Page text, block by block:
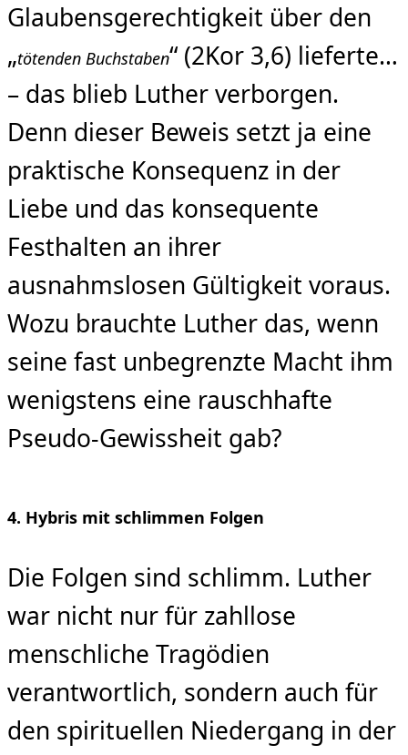
Glaubensgerechtigkeit über den
„tötenden Buchstaben“ (2Kor 3,6) lieferte…
– das blieb Luther verborgen.
Denn dieser Beweis setzt ja eine
praktische Konsequenz in der
Liebe und das konsequente
Festhalten an ihrer
ausnahmslosen Gültigkeit voraus.
Wozu brauchte Luther das, wenn
seine fast unbegrenzte Macht ihm
wenigstens eine rauschhafte
Pseudo-Gewissheit gab?
4. Hybris mit schlimmen Folgen
Die Folgen sind schlimm. Luther
war nicht nur für zahllose
menschliche Tragödien
verantwortlich, sondern auch für
den spirituellen Niedergang in der